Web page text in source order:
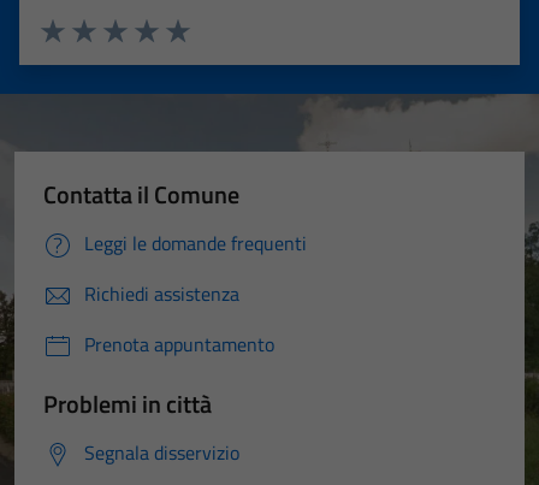
Valuta 5 stelle su 5
Valuta 4 stelle su 5
Valuta 3 stelle su 5
Valuta 2 stelle su 5
Valuta 1 stelle su 5
Contatta il Comune
Leggi le domande frequenti
Richiedi assistenza
Prenota appuntamento
Problemi in città
Segnala disservizio